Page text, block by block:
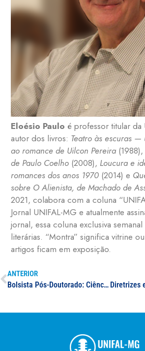
Eloésio Paulo é professor titular da
autor dos livros: Teatro às escuras
ao romance de Uilcon Pereira (1988),
de Paulo Coelho (2008), Loucura e
romances dos anos 1970 (2014) e
sobre O Alienista, de Machado de
2021, colabora com a coluna
Jornal UNIFAL-MG e atualmente
jornal, essa coluna exclusiva
literárias. “Montra” significa vitrine
artigos ficam em exposição.
ANTERIOR
Bolsista Pós-Doutorado: Ciências Ambientais